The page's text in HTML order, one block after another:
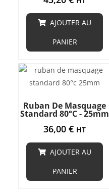
AJOUTER AU
PANIER
Ruban De Masquage
Standard 80°C - 25mm
36,00€ HT
AJOUTER AU
PANIER